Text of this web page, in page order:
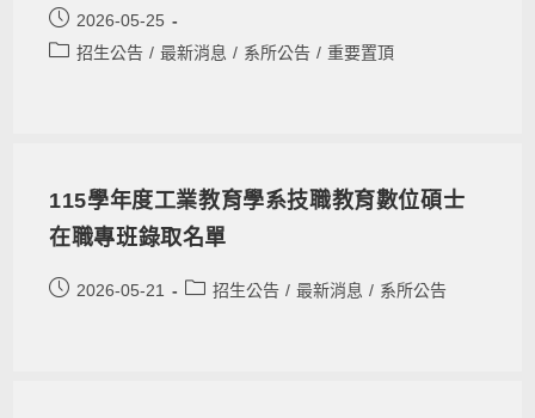
2026-05-25
招生公告 / 最新消息 / 系所公告 / 重要置頂
115學年度工業教育學系技職教育數位碩士
在職專班錄取名單
2026-05-21 招生公告 / 最新消息 / 系所公告